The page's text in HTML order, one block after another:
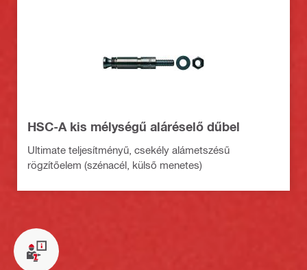
HSC-A kis mélységű aláréselő dűbel
Ultimate teljesítményű, csekély alámetszésű
rögzítőelem (szénacél, külső menetes)